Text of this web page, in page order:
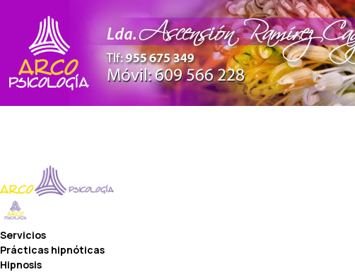
Servicios
Prácticas hipnóticas
Hipnosis